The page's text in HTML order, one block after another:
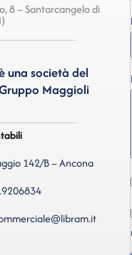
8 – Santarcangelo di
una società del
Maggioli
142/B – Ancona